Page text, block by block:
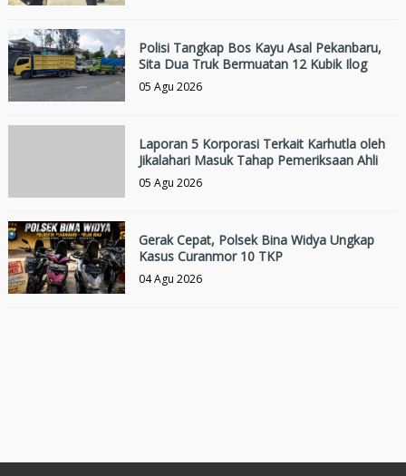
Polisi Tangkap Bos Kayu Asal Pekanbaru,
Sita Dua Truk Bermuatan 12 Kubik Ilog
05 Agu 2026
Laporan 5 Korporasi Terkait Karhutla oleh
Jikalahari Masuk Tahap Pemeriksaan Ahli
05 Agu 2026
Gerak Cepat, Polsek Bina Widya Ungkap
Kasus Curanmor 10 TKP
04 Agu 2026